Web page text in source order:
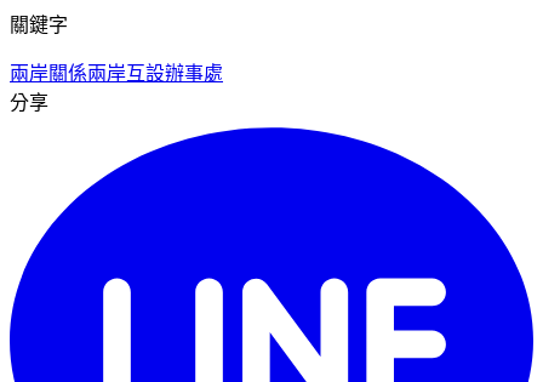
關鍵字
兩岸關係兩岸互設辦事處
分享